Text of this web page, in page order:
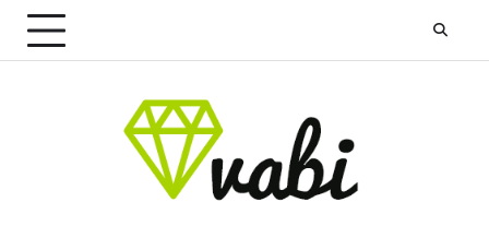
Skip
content